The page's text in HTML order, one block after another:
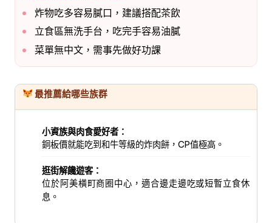
炸物吃多容易膩口，建議搭配茶飲
立食區無洗手台，吃完手容易油膩
菜單無中文，需事先做好功課
最推薦給哪些族群
小資族與肉食愛好者：
銅板價就能吃到和牛等級的炸肉餅，CP值極高。
逛街解饞遊客：
位於阿美橫町商圈中心，適合邊走邊吃或短暫立食休
息。